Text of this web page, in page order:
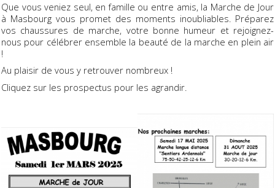
Que vous veniez seul, en famille ou entre amis, la Marche de Jour
à Masbourg vous promet des moments inoubliables. Préparez
vos chaussures de marche, votre bonne humeur et rejoignez-
nous pour célébrer ensemble la beauté de la marche en plein air
!
Au plaisir de vous y retrouver nombreux !
Cliquez sur les prospectus pour les agrandir.